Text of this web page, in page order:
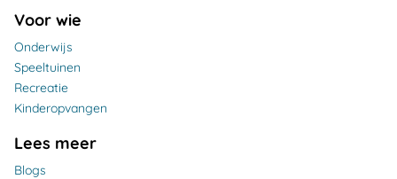
Voor wie
Onderwijs
Speeltuinen
Recreatie
Kinderopvangen
Lees meer
Blogs